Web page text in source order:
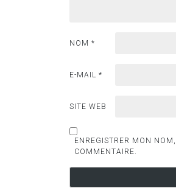
NOM *
E-MAIL *
SITE WEB
ENREGISTRER MON
COMMENTAIRE.